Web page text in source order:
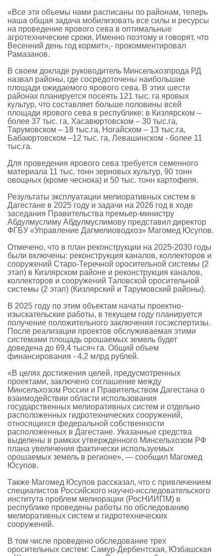
«Все эти объемы нами расписаны по районам, теперь
наша общая задача мобилизовать все силы и ресурсы
на проведение ярового сева в оптимальные
агротехнические сроки. Именно поэтому и говорят, что
Весенний день год кормит»,- прокомментировал
Рамазанов.
В своем докладе руководитель Минсельхозпрода РД
назвал районы, где сосредоточены наибольшие
площади ожидаемого ярового сева. В этих шести
районах планируется посеять 121 тыс. га яровых
культур, что составляет больше половины всей
площади ярового сева в республике: в Кизлярском –
более 37 тыс. га, Хасавюртовском – 30 тыс.га,
Тарумовском – 18 тыс.га, Ногайском – 13 тыс.га,
Бабаюртовском –12 тыс. га, Левашинском - более 11
тыс.га.
Для проведения ярового сева требуется семенного
материала 11 тыс. тонн зерновых культур, 90 тонн
овощных (кроме чеснока) и 50 тыс. тонн картофеля.
Результаты эксплуатации мелиоративных систем в
Дагестане в 2025 году и задачи на 2026 год в ходе
заседания Правительства премьер-министру
Абдулмуслиму Абдулмуслимову представил директор
ФГБУ «Управление Дагмелиоводхоз» Магомед Юсупов.
Отмечено, что в план реконструкции на 2025-2030 годы
были включены: реконструкция каналов, коллекторов и
сооружений Старо-Теречной оросительной системы (2
этап) в Кизлярском районе и реконструкция каналов,
коллекторов и сооружений Таловской оросительной
системы (2 этап) (Кизлярский и Тарумовский районы).
В 2025 году по этим объектам начаты проектно-
изыскательские работы, в текущем году планируется
получение положительного заключения госэкспертизы.
После реализации проектов обслуживаемая этими
системами площадь орошаемых земель будет
доведена до 69,4 тысяч га. Общий объем
финансирования - 4,2 млрд рублей.
«В целях достижения целей, предусмотренных
проектами, заключено соглашение между
Минсельхозом России и Правительством Дагестана о
взаимодействии области использования
государственных мелиоративных систем и отдельно
расположенных гидротехнических сооружений,
относящихся федеральной собственности
расположенных в Дагестане. Указанные средства
выделены в рамках утвержденного Минсельхозом РФ
плана увеличения фактически используемых
орошаемых земель в регионе», — сообщил Магомед
Юсупов.
Также Магомед Юсупов рассказал, что с привлечением
специалистов Российского научно-исследовательского
института проблем мелиорации (РосНИИПМ) в
республике проведены работы по обследованию
мелиоративных систем и гидротехнических
сооружений.
В том числе проведено обследование трех
оросительных систем: Самур-Дербентская, Юзбашская